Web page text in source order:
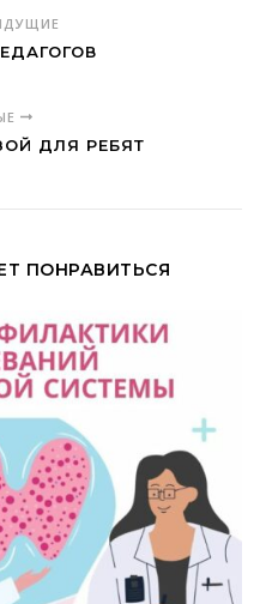
ДЛЯ РЕБЯТ
ПОНРАВИТЬСЯ